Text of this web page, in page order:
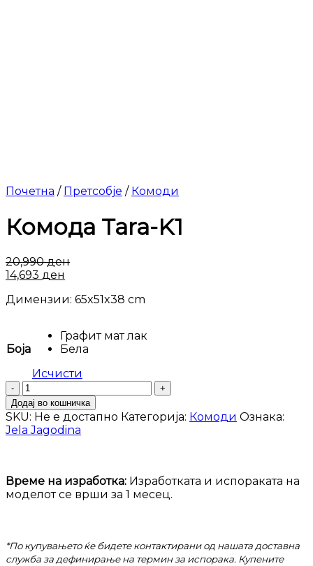
Почетна / Претсобје / Комоди
Комода Tara-K1
20,990ден
14,693 ден
Димензии: 65x51x38 cm
Боја
Графит мат лак
Бела
Исчисти
Комода
Tara-
K1
количина
Додај во кошничка
SKU: Не е достапно Категорија: Комоди Ознака:
Jela Jagodina
Време на изработка: Изработката и испораката на
моделот се врши за 1 месец.
*По купувањето ќе бидете контактирани од нашата доставна
служба за дефинирање на термин за испорака. Купените